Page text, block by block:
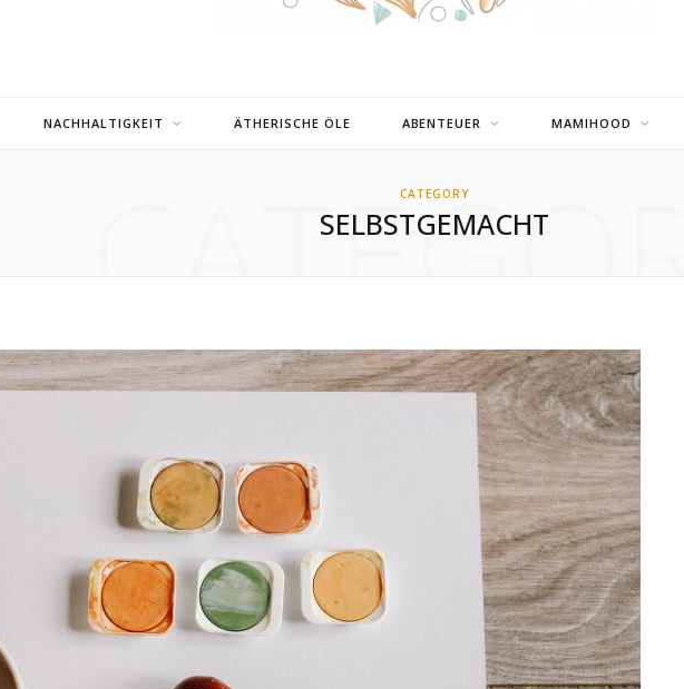
NACHHALTIGKEIT ÄTHERISCHE ÖLE ABENTEUER MAMIHOOD
CATEGORY
SELBSTGEMACHT
CATEGORY